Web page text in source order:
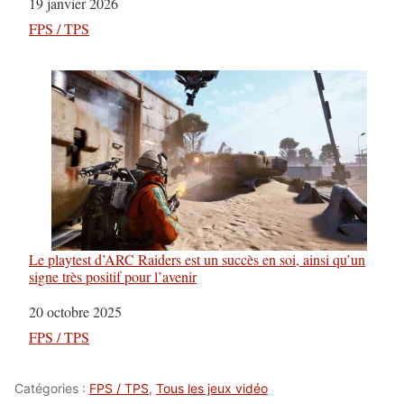
Par rapport à
FPS / TPS
Le playtest d’ARC Raiders est un succès en soi, ainsi qu’un
signe très positif pour l’avenir
Date
20 octobre 2025
Par rapport à
FPS / TPS
Catégories : FPS / TPS, Tous les jeux vidéo